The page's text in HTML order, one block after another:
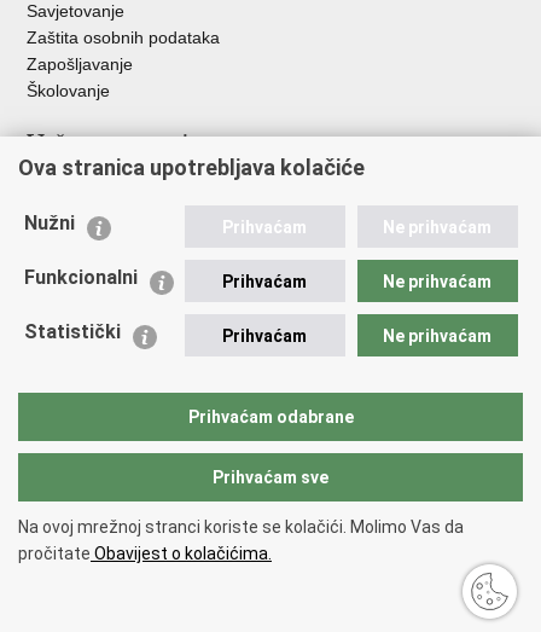
Savjetovanje
Zaštita osobnih podataka
Zapošljavanje
Školovanje
Važne poveznice
Ministarstvo unutarnjih poslova
Udruge
Policijska akademija
Zaklada policijske solidarnosti
Vučetić"
Copyright © 2026 Policijska uprava istarska.
pristupačnosti.
Ova stranica upotrebljava kolačiće
Nužni Prihvaćam Ne prihvaćam
Funkcionalni Prihvaćam Ne prihvaćam
Statistički Prihvaćam Ne prihvaćam
Prihvaćam odabrane
Prihvaćam sve
Na ovoj mrežnoj stranci koriste se kolačići. Molimo Vas da
pročitate Obavijest o kolačićima.